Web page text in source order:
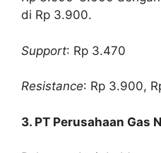
di Rp 3.900.
Support: Rp 3.470
Resistance: Rp 3.900,
3. PT Perusahaan Gas